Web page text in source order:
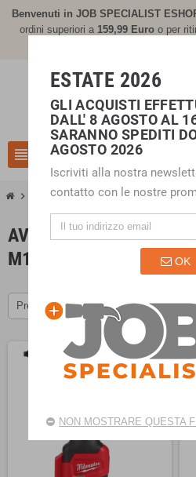
Benvenuti in JOB SPECIALIST
ordini superiori a 159,99 Euro o per
view_headline
chevron_right POWER TOOLSchevron_right Avvitatori e
AVVITATORI E
M12
Prezzo, da più caro a meno caro
ESTATE 2026
GLI ACQUISTI
DALL' 8 AGOSTO AL
SARANNO SPEDITI
AGOSTO 2026
Iscriviti alla nostra
contatto con le nostre
OK
NON MOSTRARE QUESTA